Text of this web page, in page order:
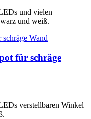
und vielen
und weiß.
für schräge
verstellbaren Winkel